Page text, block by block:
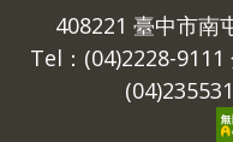
408221 臺中市南
Tel：(04)2228-9111